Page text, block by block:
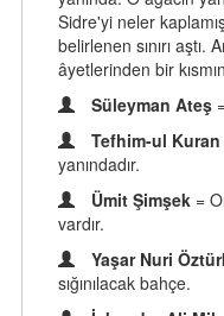
Sidre'yi neler
belirlenen sınırı
âyetlerinden bir
Süleyman Ateş
Tefhim-ul Kuran
yanındadır.
Ümit Şimşek =
vardır.
Yaşar Nuri
sığınılacak bahçe.